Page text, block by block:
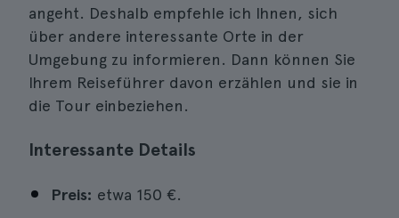
angeht. Deshalb empfehle ich Ihnen, sich
über andere interessante Orte in der
Umgebung zu informieren. Dann können Sie
Ihrem Reiseführer davon erzählen und sie in
die Tour einbeziehen.
Interessante Details
Preis: etwa 150 €.